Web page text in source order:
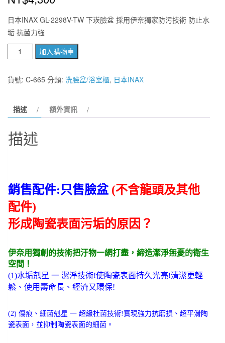
日本INAX GL-2298V-TW 下崁臉盆 採用伊奈獨家防污技術 防止水
垢 抗菌力強
本
INAX
GL-
TW
崁
用
伊
奈
獨
防
污
技
術
止
水
加入購物車
貨號: C-665 分類: 洗臉盆/浴室櫃, 日本INAX
描述 額外資訊
描述
銷售配件:只售臉盆(不含龍頭及其他
配件)
形成陶瓷表面污垢的原因？
伊奈用獨創的技術把汙物一網打盡，締造潔淨無憂的衛生
空間！
(1)水垢剋星 一 潔淨技術!使陶瓷表面持久光亮!清潔更輕
鬆、使用壽命長、經濟又環保!
(2) 傷痕、細菌剋星 一 超級杜菌技術!實現強力抗磨損、超平滑陶
瓷表面，並抑制陶瓷表面的細菌。